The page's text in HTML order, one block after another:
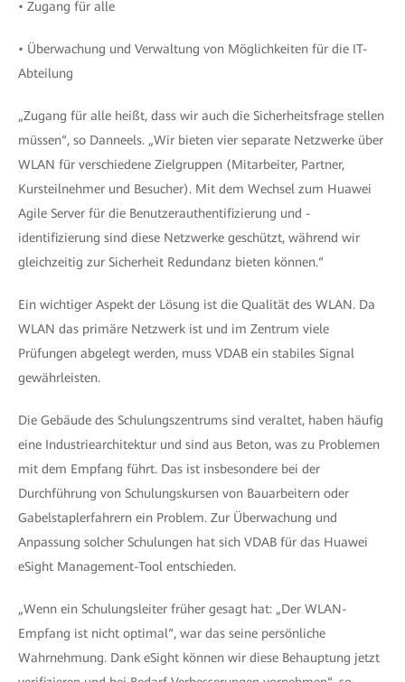
• Zugang für alle
• Überwachung und Verwaltung von Möglichkeiten für die IT-
Abteilung
„Zugang für alle heißt, dass wir auch die Sicherheitsfrage stellen
müssen“, so Danneels. „Wir bieten vier separate Netzwerke über
WLAN für verschiedene Zielgruppen (Mitarbeiter, Partner,
Kursteilnehmer und Besucher). Mit dem Wechsel zum Huawei
Agile Server für die Benutzerauthentifizierung und -
identifizierung sind diese Netzwerke geschützt, während wir
gleichzeitig zur Sicherheit Redundanz bieten können.“
Ein wichtiger Aspekt der Lösung ist die Qualität des WLAN. Da
WLAN das primäre Netzwerk ist und im Zentrum viele
Prüfungen abgelegt werden, muss VDAB ein stabiles Signal
gewährleisten.
Die Gebäude des Schulungszentrums sind veraltet, haben häufig
eine Industriearchitektur und sind aus Beton, was zu Problemen
mit dem Empfang führt. Das ist insbesondere bei der
Durchführung von Schulungskursen von Bauarbeitern oder
Gabelstaplerfahrern ein Problem. Zur Überwachung und
Anpassung solcher Schulungen hat sich VDAB für das Huawei
eSight Management-Tool entschieden.
„Wenn ein Schulungsleiter früher gesagt hat: „Der WLAN-
Empfang ist nicht optimal“, war das seine persönliche
Wahrnehmung. Dank eSight können wir diese Behauptung jetzt